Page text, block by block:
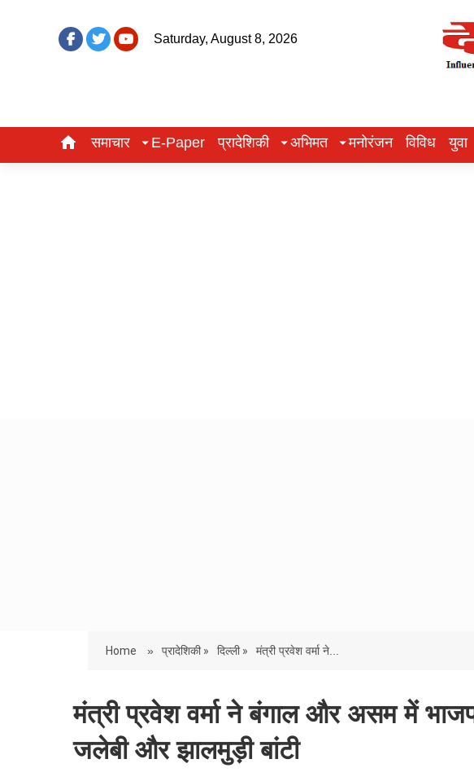
Saturday, August 8, 2026
समाचार E-Paper प्रादेशिकी अभिमत मनोरंजन विविध युवा
Home » प्रादेशिकी » दिल्ली » मंत्री प्रवेश वर्मा ने...
मंत्री प्रवेश वर्मा ने बंगाल और असम में
जलेबी और झालमुड़ी बांटी